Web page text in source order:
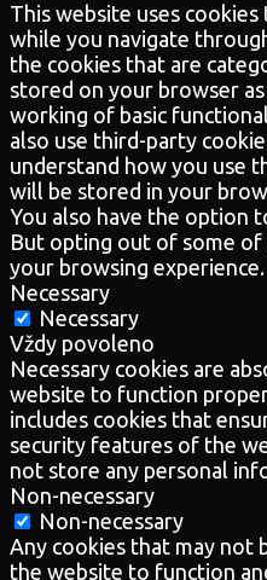
This website uses
while you navigate
the cookies that are
stored on your browser
working of basic
also use third-party
understand how you use
will be stored in your
You also have the option
But opting out of some
your browsing experience.
Necessary
Necessary
Vždy povoleno
Necessary cookies are
website to function
includes cookies that
security features of the
not store any personal
Non-necessary
Non-necessary
Any cookies that may not
the website to function